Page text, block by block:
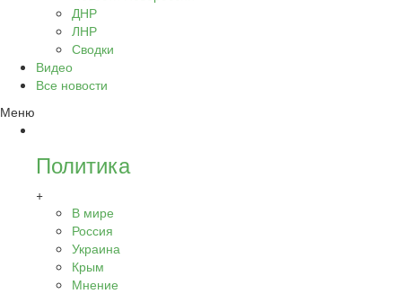
ДНР
ЛНР
Сводки
Видео
Все новости
Меню
Политика
+
В мире
Россия
Украина
Крым
Мнение